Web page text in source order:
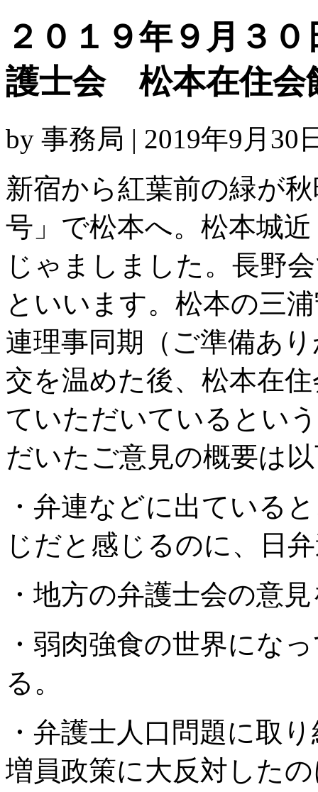
２０１９年９月３
護士会 松本在住会
by 事務局 | 2019年9月30
新宿から紅葉前の緑が
号」で松本へ。松本城
じゃましました。長野
といいます。松本の三
連理事同期（ご準備あ
交を温めた後、松本在
ていただいているとい
だいたご意見の概要は
・弁連などに出ている
じだと感じるのに、日
・地方の弁護士会の意
・弱肉強食の世界にな
る。
・弁護士人口問題に取
増員政策に大反対した